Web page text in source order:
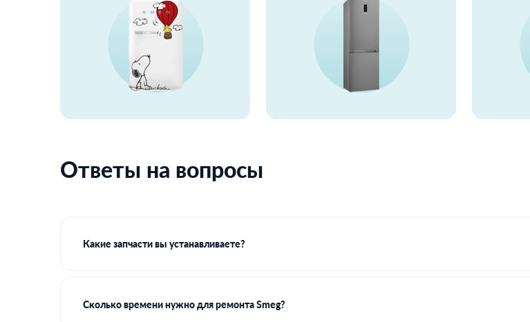
Ответы на вопросы
Какие запчасти вы устанавливаете?
Сколько времени нужно для ремонта Smeg?